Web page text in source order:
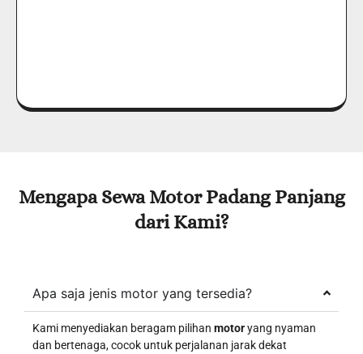
Mengapa Sewa MotorPadang Panjang
dari Kami?
Apa saja jenis motor yang tersedia?
Kami menyediakan beragam pilihan motoryang nyaman
dan bertenaga, cocok untuk perjalanan jarak dekat